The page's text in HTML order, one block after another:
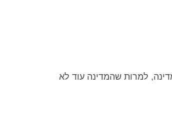
למרות שהמדינה עוד לא